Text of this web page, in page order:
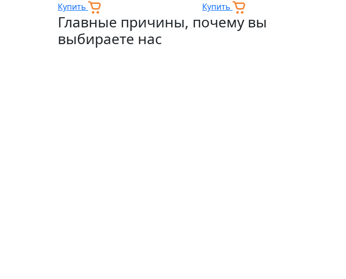
Купить Купить
Главные причины, почему вы
выбираете нас